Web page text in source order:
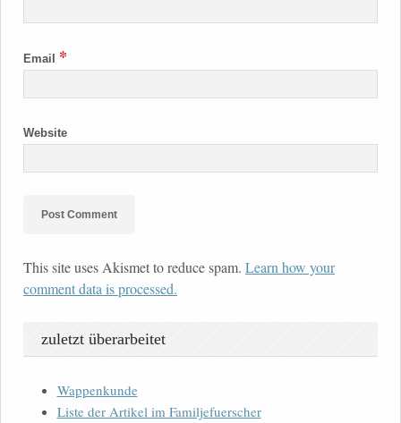
Email *
Website
This site uses Akismet to reduce spam. Learn how your
comment data is processed.
zuletzt überarbeitet
Wappenkunde
Liste der Artikel im Familjefuerscher